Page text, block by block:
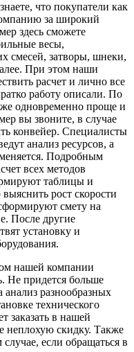
что покупатели как
за широкий
здесь сможете
весы,
смесей, затворы, шнеки,
При этом наши
расчет и лично все
работу описали. По
же одновременно проще и
вы звоните, в случае
конвейер. Специалисты
анализ ресурсов, а
Подробным
всех методов
таблицы и
рост скорости
смету на
После другие
установку и
нашей компании
Не придется больше
анализ разнообразных
технического
заказать в нашей
неплохую скидку. Также
если обращаться в